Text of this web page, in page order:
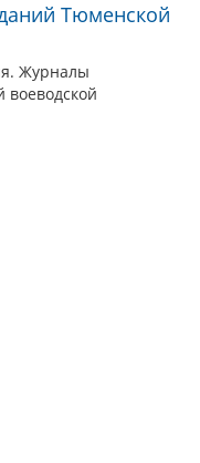
Тюменской
Журналы
воеводской